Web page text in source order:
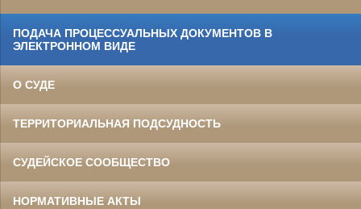
ПОДАЧА ПРОЦЕССУАЛЬНЫХ ДОКУМЕНТОВ В
ЭЛЕКТРОННОМ ВИДЕ
О СУДЕ
ТЕРРИТОРИАЛЬНАЯ ПОДСУДНОСТЬ
СУДЕЙСКОЕ СООБЩЕСТВО
НОРМАТИВНЫЕ АКТЫ